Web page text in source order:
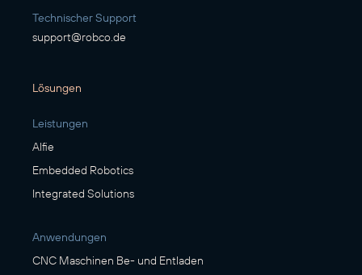
Technischer Support
support@robco.de
Lösungen
Leistungen
Alfie
Embedded Robotics
Integrated Solutions
Anwendungen
CNC Maschinen Be- und Entladen